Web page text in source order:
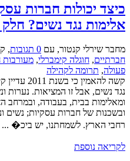
כיצד יכולות חברות
אלימות נגד נשים? חלק
מחבר שירלי קנטור, עם 0 תגובות ,
חברתיים, חוגלה קימברלי,
פעולה, תרומה לקהילה
קשה
נגד נשים, אבל זו המציאות. נערות
ומאלימות בבית, בעבודה, ובמרחב
ובשכנות של חברות עסקיות; נשים
רחבי הארץ. לשמחתנו, יש ביכ� ...
לקריאה נוספת